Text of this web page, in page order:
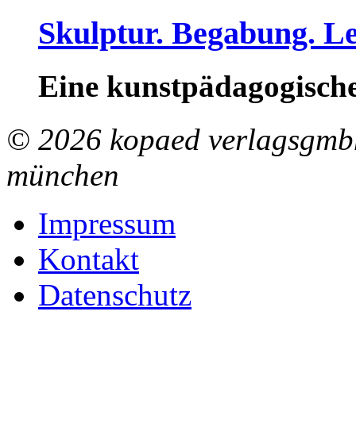
Skulptur. Begabung.
Eine
© 2026 kopaed
münchen
Impressum
Kontakt
Datenschutz